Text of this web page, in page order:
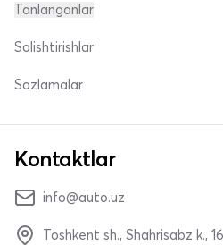
Tanlanganlar
Solishtirishlar
Sozlamalar
Kontaktlar
info@auto.uz
Toshkent sh., Shahrisabz k.,